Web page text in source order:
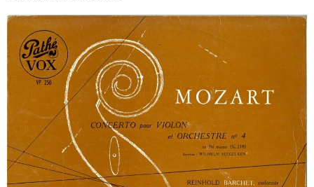
New arrival
交響曲・管弦楽曲
協奏曲
室内楽曲
器楽曲
声楽曲